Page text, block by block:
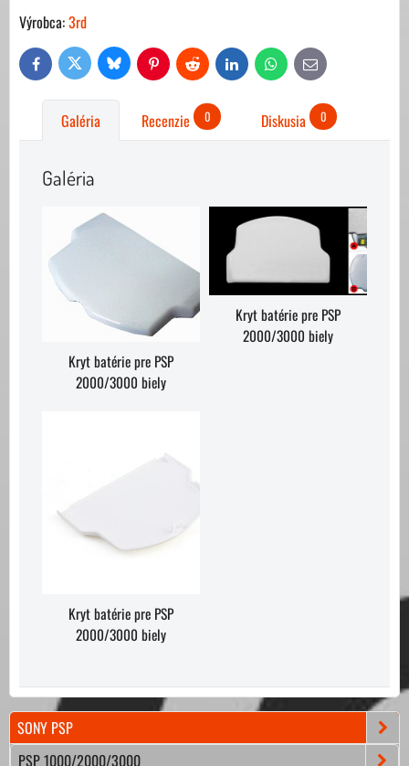
Výrobca:3rd
FacebookTwitter Bluesky PinterestReddit LinkedIn WhatsAppE-
mail
Galéria Recenzie 0 Diskusia 0
Galéria
Kryt batérie pre PSP
2000/3000 biely
Kryt batérie pre PSP
2000/3000 biely
Kryt batérie pre PSP
2000/3000 biely
SONY PSP
PSP 1000/2000/3000